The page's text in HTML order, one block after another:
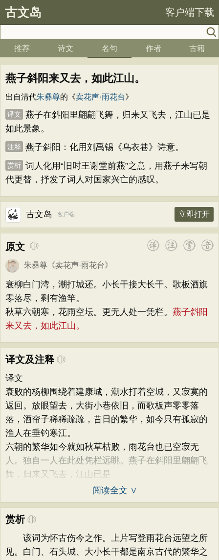
古文岛 客户端下载
推荐 诗文 名句 作者 古籍
燕子斜阳来又去，如此江山。
出自清代朱彝尊的《卖花声·雨花台》
译文
燕子在斜阳里翩翩飞舞，归来又飞去，江山已是
如此景象。
注释 燕子斜阳：化用刘禹锡《乌衣巷》诗意。
赏析 词人化用“旧时王谢堂前燕”之意，用燕子来写朝
代更替，抒发了词人对国家兴亡的感叹。
古文岛 客户端 立即打开
原文
朱彝尊 《卖花声·雨花台》
衰柳白门湾，潮打城还。小长干接大长干。歌板酒旗
零落尽，剩有渔竿。
秋草六朝寒，花雨空坛。更无人处一凭栏。 燕子斜阳
来又去，如此江山。
译文及注释
译文
衰败的杨柳围绕着建康城，潮水打着空城，又寂寞的
返回。放眼望去，大街小巷依旧，而歌板声零零落
落，酒帘子稀稀疏疏，昔日的繁华，如今只有孤寂的
渔人在垂钓寒江。
六朝的繁华如今就如秋草枯败，雨花台也已空寂无
人。独自一人在此处凭栏远眺。燕子在斜阳里翩翩飞
舞，归来又飞去，江山已是
阅读全文 ∨
赏析
该词为怀古伤今之作。上片写登雨花台远望之所
见。白门、石头城、大小长干都是南京古代的繁华之